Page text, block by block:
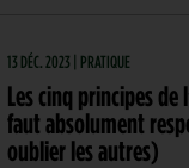
13 DÉC. 2023 | PRATIQUE
Les cinq principes de
faut absolument
oublier les autres)